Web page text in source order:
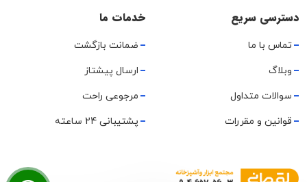
دسترسی سریع
تماس با ما
وبلاگ
سوالات متداول
قوانین و مقررات
خدمات ما
ضمانت بازگشت
ارسال پیشتاز
مرجوعی راحت
پشتیبانی 24 ساعته